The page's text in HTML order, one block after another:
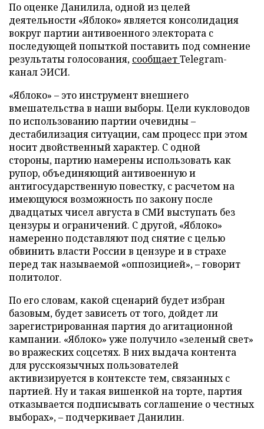
По оценке Данилила, одной из целей
деятельности «Яблоко» является консолидация
вокруг партии антивоенного электората с
последующей попыткой поставить под сомнение
результаты голосования, сообщаетTelegram-
канал ЭИСИ.
«Яблоко» – это инструмент внешнего
вмешательства в наши выборы. Цели кукловодов
по использованию партии очевидны –
дестабилизация ситуации, сам процесс при этом
носит двойственный характер. С одной
стороны, партию намерены использовать как
рупор, объединяющий антивоенную и
антигосударственную повестку, с расчетом на
имеющуюся возможность по закону после
двадцатых чисел августа в СМИ выступать без
цензуры и ограничений. С другой, «Яблоко»
намеренно подставляют под снятие с целью
обвинить власти России в цензуре и в страхе
перед так называемой «оппозицией», – говорит
политолог.
По его словам, какой сценарий будет избран
базовым, будет зависеть от того, дойдет ли
зарегистрированная партия до агитационной
кампании. «Яблоко» уже получило «зеленый свет»
во вражеских соцсетях. В них выдача контента
для русскоязычных пользователей
активизируется в контексте тем, связанных с
партией. Ну и такая вишенкой на торте, партия
отказывается подписывать соглашение о честных
выборах», – подчеркивает Данилин.